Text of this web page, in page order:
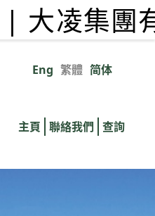
Eng 繁體 简体
links
主頁 聯絡我們 查詢
大凌集團